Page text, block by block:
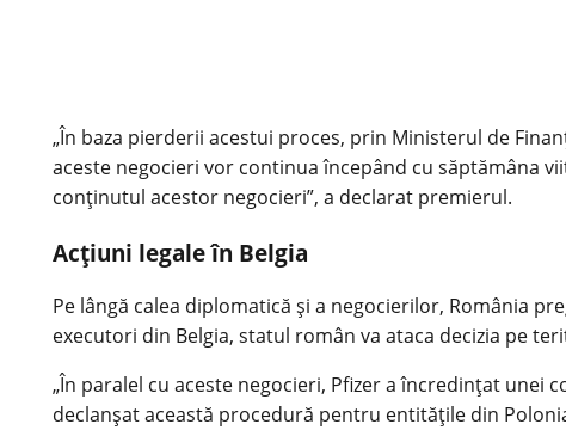
„În baza pierderii acestui proces, prin Ministerul de
aceste negocieri vor continua începând cu săptămâna
conținutul acestor negocieri”, a declarat premierul.
Acțiuni legale în Belgia
Pe lângă calea diplomatică și a negocierilor, România
executori din Belgia, statul român va ataca decizia pe
„În paralel cu aceste negocieri, Pfizer a încredințat unei
declanșat această procedură pentru entitățile din